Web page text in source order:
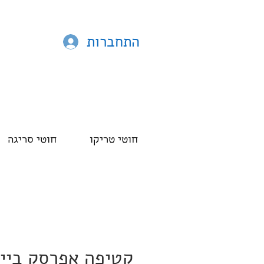
התחברות
חוטי טריקו חוטי סריגה
קטיפה אפרסק